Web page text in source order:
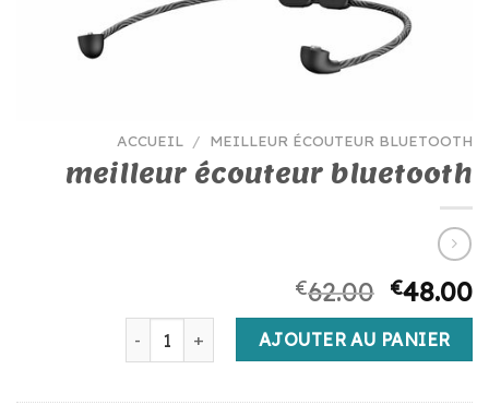
ACCUEIL / MEILLEUR ÉCOUTEUR BLUETOOTH
meilleur écouteur bluetooth
€62.00 €48.00
quantité de meilleur écouteur bluetooth
AJOUTER AU PANIER